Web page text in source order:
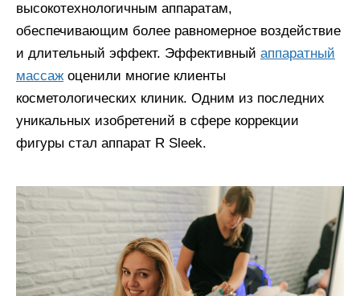
высокотехнологичным аппаратам,
обеспечивающим более равномерное воздействие
и длительный эффект. Эффективный аппаратный
массаж оценили многие клиенты
косметологических клиник. Одним из последних
уникальных изобретений в сфере коррекции
фигуры стал аппарат R Sleek.